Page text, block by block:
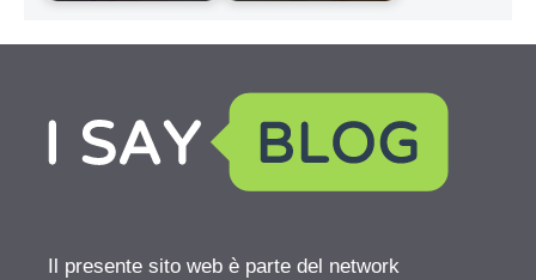
Il presente sito web è parte del network